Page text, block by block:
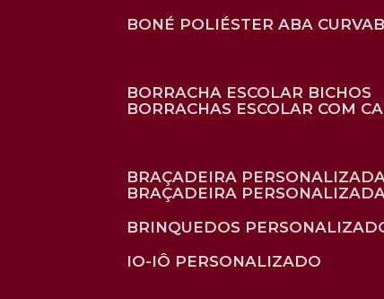
BONÉ POLIÉSTER ABA CURVA
BORRACHA ESCOLAR BICHOS
BORRACHAS ESCOLAR COM
BRAÇADEIRA
BRAÇADEIRA
BRINQUEDOS
IO-IÔ PERSONALIZADO